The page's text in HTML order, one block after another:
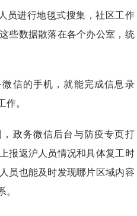
员进行地毯式搜集，社区工作
些数据散落在各个办公室，统
信的手机，就能完成信息录
作。
政务微信后台与防疫专页打
报返沪人员情况和具体复工时
员也能及时发现哪片区域内容
。